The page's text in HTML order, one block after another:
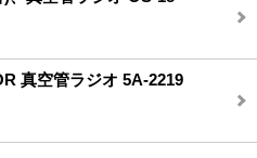
真空管ラジオ 5A-2219